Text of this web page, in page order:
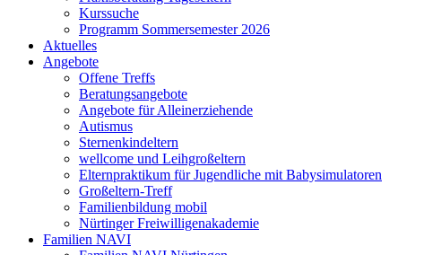
Kurssuche
Programm Sommersemester 2026
Aktuelles
Angebote
Offene Treffs
Beratungsangebote
Angebote für Alleinerziehende
Autismus
Sternenkindeltern
wellcome und Leihgroßeltern
Elternpraktikum für Jugendliche mit Babysimulatoren
Großeltern-Treff
Familienbildung mobil
Nürtinger Freiwilligenakademie
Familien NAVI